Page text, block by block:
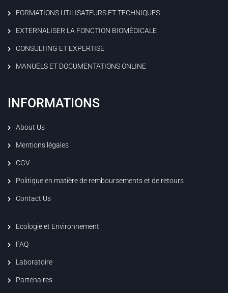
FORMATIONS UTILISATEURS ET TECHNIQUES
EXTERNALISER LA FONCTION BIOMÉDICALE
CONSULTING ET EXPERTISE
MANUELS ET DOCUMENTATIONS ONLINE
INFORMATIONS
About Us
Mentions légales
CGV
Politique en matière de remboursements et de retours
Contact Us
Ecologie et Environnement
FAQ
Laboratoire
Partenaires